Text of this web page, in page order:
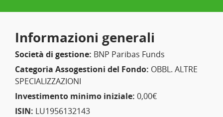
Informazioni generali
Società di gestione: BNP Paribas Funds
Categoria Assogestioni del Fondo: OBBL. ALTRE
SPECIALIZZAZIONI
Investimento minimo iniziale: 0,00€
ISIN: LU1956132143